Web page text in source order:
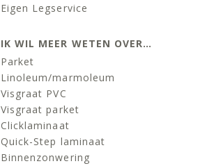
Eigen Legservice
IK WIL MEER WETEN OVER…
Parket
Linoleum/marmoleum
Visgraat PVC
Visgraat parket
Clicklaminaat
Quick-Step laminaat
Binnenzonwering